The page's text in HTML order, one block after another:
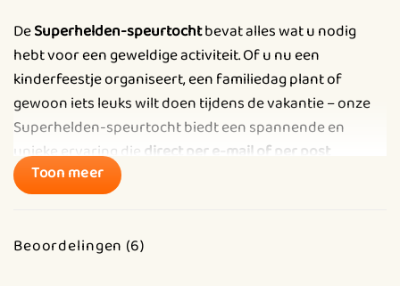
DeSuperhelden-speurtochtbevat alles wat u nodig
hebt voor een geweldige activiteit. Of u nu een
kinderfeestje organiseert, een familiedag plant of
gewoon iets leuks wilt doen tijdens de vakantie – onze
Superhelden-speurtocht biedt een spannende en
unieke ervaring die direct per e-mail of per post
geleverd kan worden. Geen gedoe, minimale
voorbereiding en een complete ervaring vol
avontuur dat net zo gedenkwaardig is als Storms strijd
Toon meer
Beoordelingen (6)